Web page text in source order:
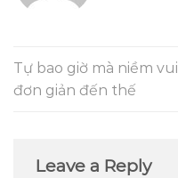
Tự bao giờ mà niềm vui
đơn giản đến thế
Leave a Reply